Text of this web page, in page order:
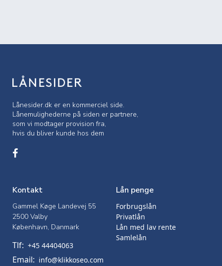
Lånesider.dk er en kommerciel side.
Lånemulighederne på siden er partnere,
som vi modtager provision fra,
hvis du bliver kunde hos dem
Kontakt
Gammel Køge Landevej 55
2500 Valby
København, Danmark
Tlf: +45 44404063
Email: info@klikkoseo.com
Lån penge
Forbrugslån
Privatlån
Lån med lav rente
Samlelån